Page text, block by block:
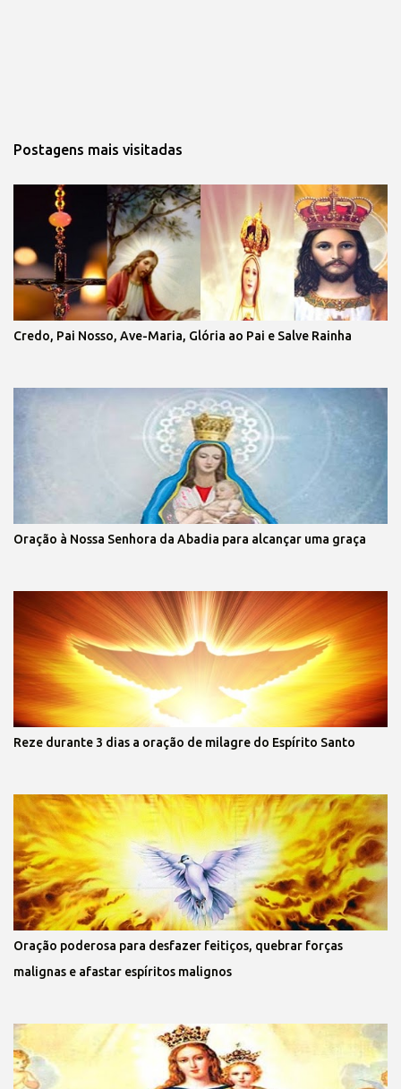
Postagens mais visitadas
Credo, Pai Nosso, Ave-Maria, Glória ao Pai e Salve Rainha
Oração à Nossa Senhora da Abadia para alcançar uma graça
Reze durante 3 dias a oração de milagre do Espírito Santo
Oração poderosa para desfazer feitiços, quebrar forças
malignas e afastar espíritos malignos